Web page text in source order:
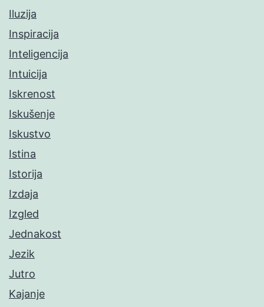
Iluzija
Inspiracija
Inteligencija
Intuicija
Iskrenost
Iskušenje
Iskustvo
Istina
Istorija
Izdaja
Izgled
Jednakost
Jezik
Jutro
Kajanje